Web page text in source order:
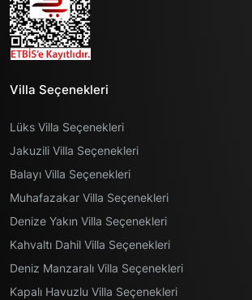
Villa Seçenekleri
Lüks Villa Seçenekleri
Jakuzili Villa Seçenekleri
Balayı Villa Seçenekleri
Muhafazakar Villa Seçenekleri
Denize Yakın Villa Seçenekleri
Kahvaltı Dahil Villa Seçenekleri
Deniz Manzaralı Villa Seçenekleri
Kapalı Havuzlu Villa Seçenekleri